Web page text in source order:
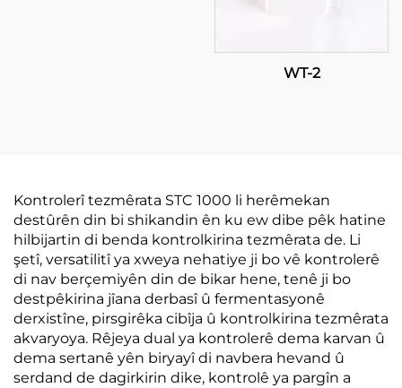
WT-2
Kontrolerî tezmêrata STC 1000 li herêmekan
destûrên din bi shikandin ên ku ew dibe pêk hatine
hilbijartin di benda kontrolkirina tezmêrata de. Li
şetî, versatilitî ya xweya nehatiye ji bo vê kontrolerê
di nav berçemiyên din de bikar hene, tenê ji bo
destpêkirina jîana derbasî û fermentasyonê
derxistîne, pirsgirêka cibîja û kontrolkirina tezmêrata
akvaryoya. Rêjeya dual ya kontrolerê dema karvan û
dema sertanê yên biryayî di navbera hevand û
serdand de dagirkirin dike, kontrolê ya pargîn a